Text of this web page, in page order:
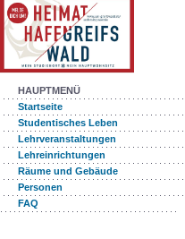
HAUPTMENÜ
Startseite
Studentisches Leben
Lehrveranstaltungen
Lehreinrichtungen
Räume und Gebäude
Personen
FAQ